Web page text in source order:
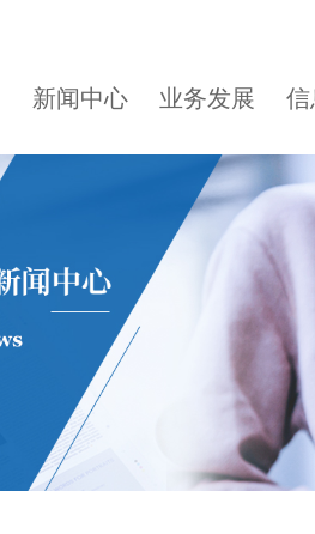
新闻中心 业务发展 信